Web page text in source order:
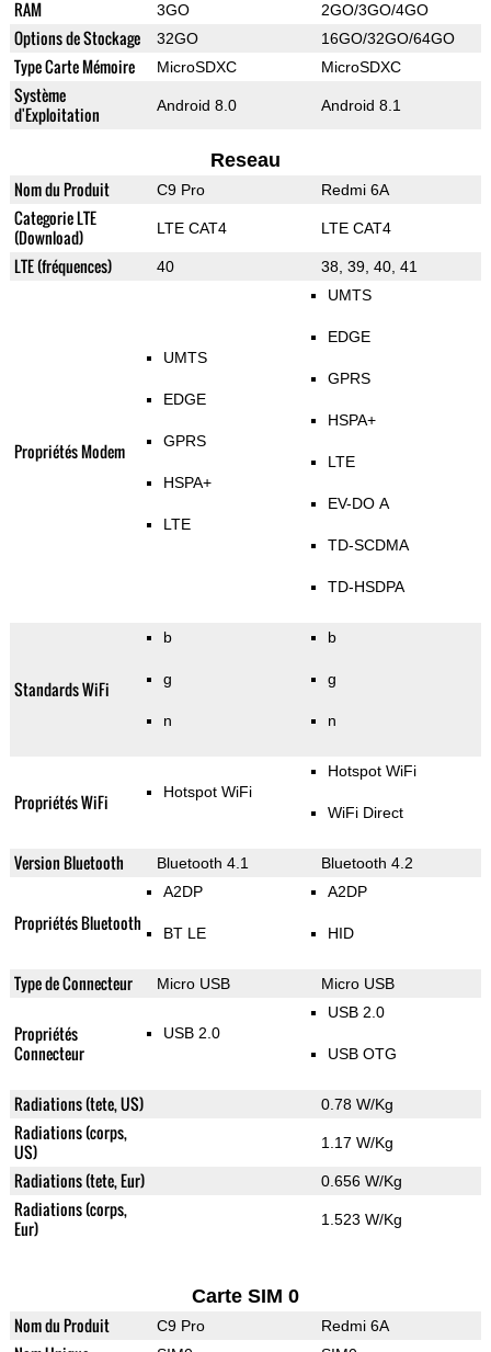
RAM 3GO 2GO/3GO/4GO
Options de Stockage 32GO 16GO/32GO/64GO
Type Carte Mémoire MicroSDXC MicroSDXC
Système
d'Exploitation
Android 8.0 Android 8.1
Reseau
Nom du Produit C9 Pro Redmi 6A
Categorie LTE
(Download)
LTE CAT4 LTE CAT4
LTE (fréquences) 40 38, 39, 40, 41
Propriétés Modem
UMTS
EDGE
GPRS
HSPA+
LTE
UMTS
EDGE
GPRS
HSPA+
LTE
EV-DO A
TD-SCDMA
TD-HSDPA
Standards WiFi
b
g
n
b
g
n
Propriétés WiFi Hotspot WiFi
Hotspot WiFi
WiFi Direct
Version Bluetooth Bluetooth 4.1 Bluetooth 4.2
Propriétés Bluetooth
A2DP
BT LE
A2DP
HID
Type de Connecteur Micro USB Micro USB
Propriétés
Connecteur
USB 2.0
USB 2.0
USB OTG
Radiations (tete, US) 0.78 W/Kg
Radiations (corps,
US)
1.17 W/Kg
Radiations (tete, Eur) 0.656 W/Kg
Radiations (corps,
Eur)
1.523 W/Kg
Carte SIM 0
Nom du Produit C9 Pro Redmi 6A